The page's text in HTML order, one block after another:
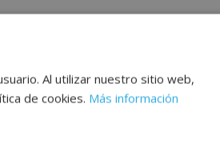
Indícanos
Mensaje
Al utilizar nuestro sitio web,
de cookies. Más información